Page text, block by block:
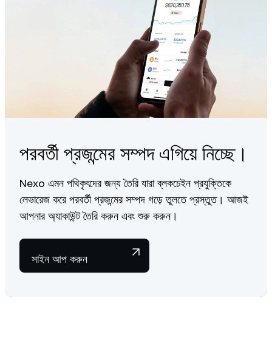
পরবর্তী প্রজন্মের সম্পদ এগিয়ে নিচ্ছে।
Nexo এমন পথিকৃৎদের জন্য তৈরি যারা ব্লকচেইন প্রযুক্তিকে
লেভারেজ করে পরবর্তী প্রজন্মের সম্পদ গড়ে তুলতে প্রস্তুত। আজই
আপনার অ্যাকাউন্ট তৈরি করুন এবং শুরু করুন।
সাইন আপ করুন